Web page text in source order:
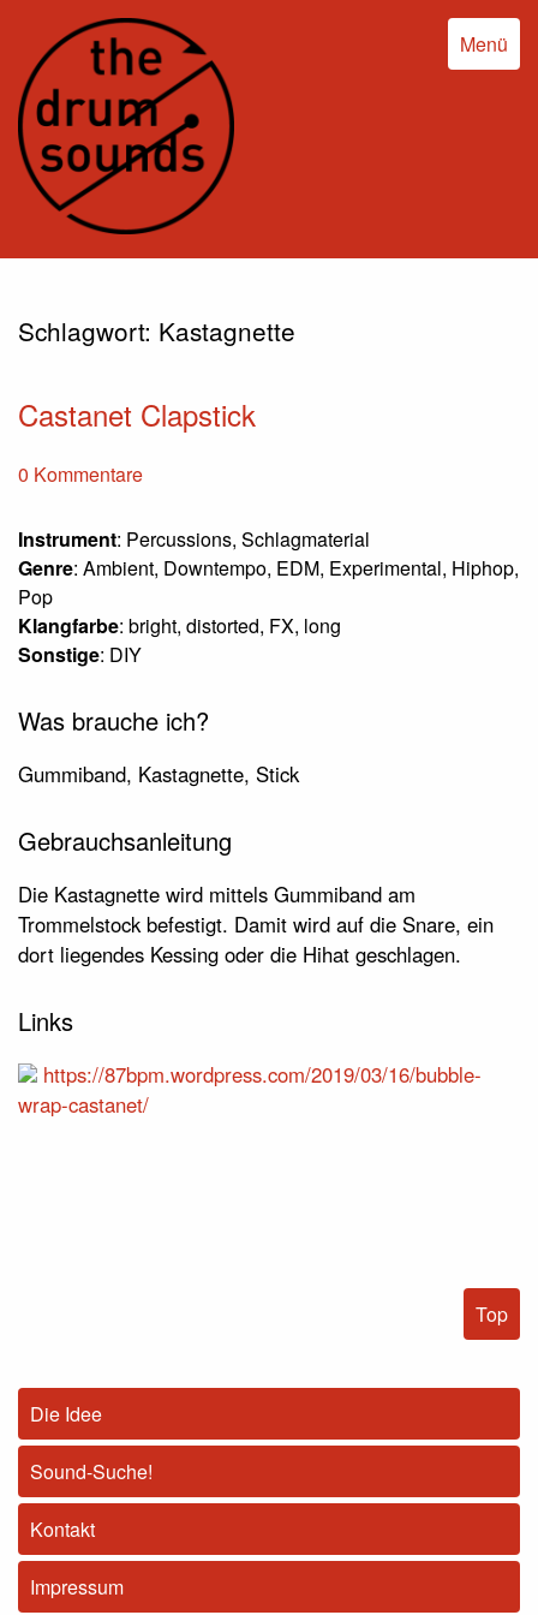
Menü
Schlagwort: Kastagnette
Castanet Clapstick
0 Kommentare
Instrument: Percussions, Schlagmaterial
Genre: Ambient, Downtempo, EDM, Experimental, Hiphop,
Pop
Klangfarbe: bright, distorted, FX, long
Sonstige: DIY
Was brauche ich?
Gummiband, Kastagnette, Stick
Gebrauchsanleitung
Die Kastagnette wird mittels Gummiband am
Trommelstock befestigt. Damit wird auf die Snare, ein
dort liegendes Kessing oder die Hihat geschlagen.
Links
https://87bpm.wordpress.com/2019/03/16/bubble-
wrap-castanet/
Top
Die Idee
Sound-Suche!
Kontakt
Impressum